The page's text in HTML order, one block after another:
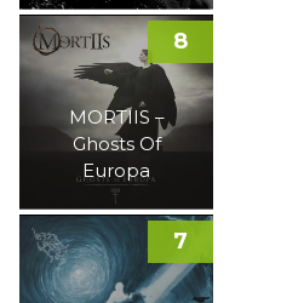
MORTIIS –
Ghosts Of
Europa
8
7